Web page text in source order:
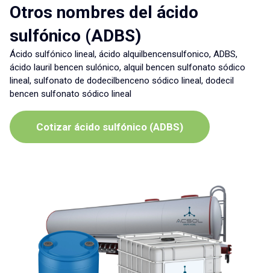
Otros nombres del ácido
sulfónico (ADBS)
Ácido sulfónico lineal, ácido alquilbencensulfonico, ADBS,
ácido lauril bencen sulónico, alquil bencen sulfonato sódico
lineal, sulfonato de dodecilbenceno sódico lineal, dodecil
bencen sulfonato sódico lineal
Cotizar ácido sulfónico (ADBS)